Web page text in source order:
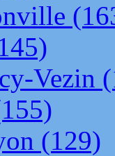
Vezin
(129)